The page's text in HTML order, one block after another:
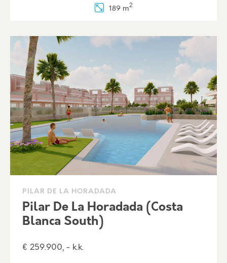
189 m2
PILAR DE LA HORADADA
Pilar De La Horadada (Costa
Blanca South)
€ 259.900, - k.k.